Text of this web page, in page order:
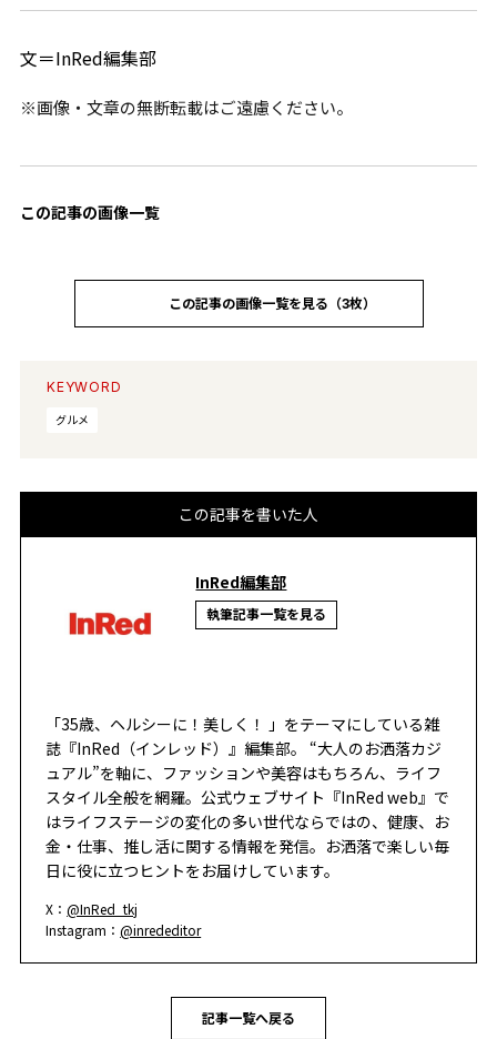
文＝InRed編集部
※画像・文章の無断転載はご遠慮ください。
この記事の画像一覧
この記事の画像一覧を見る（3枚）
KEYWORD
グルメ
この記事を書いた人
InRed編集部
執筆記事一覧を見る
「35歳、ヘルシーに！美しく！ 」をテーマにしている雑
誌『InRed（インレッド）』編集部。 “大人のお洒落カジ
ュアル”を軸に、ファッションや美容はもちろん、ライフ
スタイル全般を網羅。公式ウェブサイト『InRed web』で
はライフステージの変化の多い世代ならではの、健康、お
金・仕事、推し活に関する情報を発信。お洒落で楽しい毎
日に役に立つヒントをお届けしています。
X：@InRed_tkj
Instagram：@inrededitor
記事一覧へ戻る